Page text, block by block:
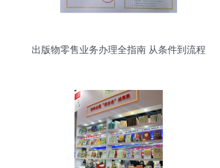
出版物零售业务办理全指南 从条件到流程